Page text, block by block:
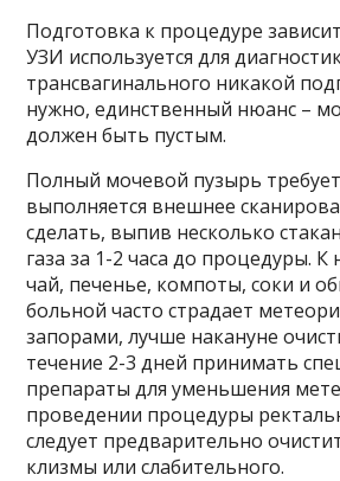
Подготовка к процедуре
УЗИ используется для
трансвагинального никакой
нужно, единственный нюанс –
должен быть пустым.
Полный мочевой пузырь
выполняется внешнее
сделать, выпив несколько
газа за 1-2 часа до процедуры. К
чай, печенье, компоты, соки и
больной часто страдает
запорами, лучше накануне
течение 2-3 дней принимать
препараты для уменьшения
проведении процедуры
следует предварительно
клизмы или слабительного.